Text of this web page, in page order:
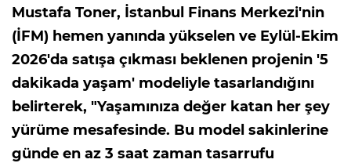
Mustafa Toner, İstanbul Finans Merkezi'nin
(İFM) hemen yanında yükselen ve Eylül-Ekim
2026'da satışa çıkması beklenen projenin '5
dakikada yaşam' modeliyle tasarlandığını
belirterek, "Yaşamınıza değer katan her şey
yürüme mesafesinde. Bu model sakinlerine
günde en az 3 saat zaman tasarrufu